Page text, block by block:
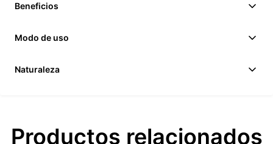
Beneficios
Modo de uso
Naturaleza
Productos relacionados